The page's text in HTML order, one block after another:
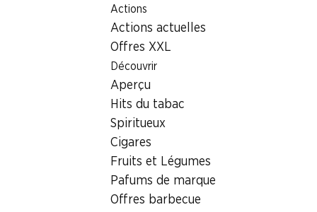
Actions
Actions actuelles
Offres XXL
Découvrir
Aperçu
Hits du tabac
Spiritueux
Cigares
Fruits et Légumes
Pafums de marque
Offres barbecue
Localisateur de succursales
Succursale Denner Bahnhofstrasse 7, 9443 Widnau
9443 Widnau, Rhyland
Succursale Denner
Bahnhofstrasse 7, 9443 Widnau